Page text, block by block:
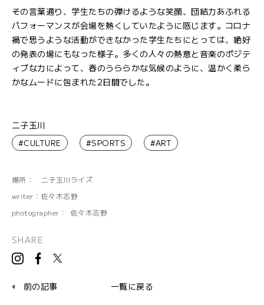
その言葉通り、学生たちの弾けるような笑顔、団結力あふれる
パフォーマンスが会場を熱くしていたように感じます。コロナ
禍で思うような活動ができなかった学生たちにとっては、絶好
の発表の場にもなった様子。多くの人々の熱意と音楽のポジテ
ィブな力によって、春のうららかな気候のように、温かく柔ら
かなムードに包まれた2日間でした。
二子玉川
#CULTURE #SPORTS #ART
場所：
二子玉川ライズ
writer： 佐々木志野
photographer：
佐々木志野
SHARE
前の記事 一覧に戻る